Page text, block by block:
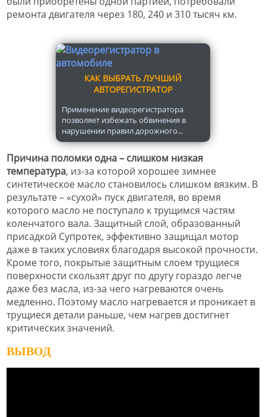
ремонта двигателя через 180, 240 и 310 тысяч км.
КАК ВЫБРАТЬ ЛУЧШИЙ
АВТОРЕГИСТРАТОР
Применение видеорегистратора
позволяет избежать обвинения в
нарушении правил дорожного...
Причина поломки одна – слишком низкая
температура, из-за которой хорошее зимнее
синтетическое масло становилось слишком вязким. В
результате – «сухой» пуск двигателя, во время
которого масло не поступало к трущимся частям
коленчатого вала. Защитный слой, образованный
присадкой Супротек, эффективно защищал мотор
даже в таких условиях благодаря высокой прочности.
Кроме того, покрытые защитным слоем трущиеся
поверхности скользят друг по другу гораздо легче
даже без масла, из-за чего нагреваются очень
медленно. Поэтому масло нагревается и проникает в
трущиеся детали раньше, чем нагрев достигнет
критических значений.
ВЫВОД